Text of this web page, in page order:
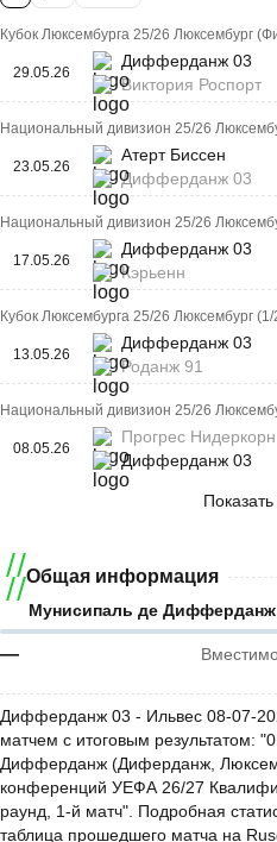
Кубок Люксембурга 25/26 Люксембург
29.05.26
Дифферданж 03
Виктория Роспорт
Национальный дивизион 25/26
23.05.26
Атерт Биссен
Дифферданж 03
Национальный дивизион 25/26
17.05.26
Дифферданж 03
Кэрьенн
Кубок Люксембурга 25/26 Люксембург
13.05.26
Дифферданж 03
Роданж 91
Национальный дивизион 25/26
08.05.26
Прогрес Нидеркорн
Дифферданж 03
Общая информация
Мунисипаль де
—
Дифферданж 03 - Ильвес 08-07-
матчем с итоговым результатом:
Дифферданж (Диферданж,
конференций УЕФА 26/27
раунд, 1-й матч". Подробная
таблица прошедшего матча на